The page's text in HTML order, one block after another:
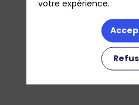
votre expérience.